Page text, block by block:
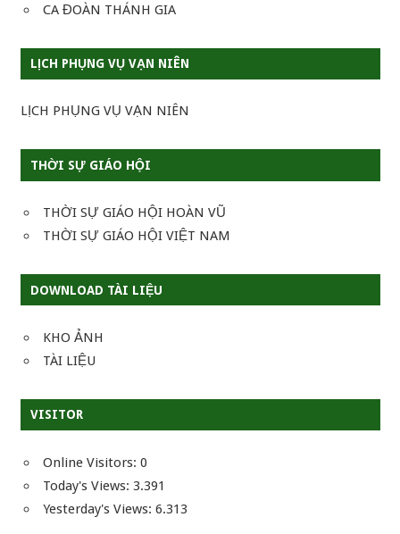
CA ĐOÀN THÁNH GIA
LỊCH PHỤNG VỤ VẠN NIÊN
LỊCH PHỤNG VỤ VẠN NIÊN
THỜI SỰ GIÁO HỘI
THỜI SỰ GIÁO HỘI HOÀN VŨ
THỜI SỰ GIÁO HỘI VIỆT NAM
DOWNLOAD TÀI LIỆU
KHO ẢNH
TÀI LIỆU
VISITOR
Online Visitors: 0
Today's Views: 3.391
Yesterday's Views: 6.313